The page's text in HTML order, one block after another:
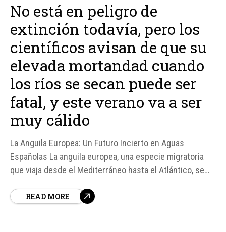
No está en peligro de
extinción todavía, pero los
científicos avisan de que su
elevada mortandad cuando
los ríos se secan puede ser
fatal, y este verano va a ser
muy cálido
La Anguila Europea: Un Futuro Incierto en Aguas
Españolas La anguila europea, una especie migratoria
que viaja desde el Mediterráneo hasta el Atlántico, se
Aunque no está en peligro de extinción todavía, los
READ MORE